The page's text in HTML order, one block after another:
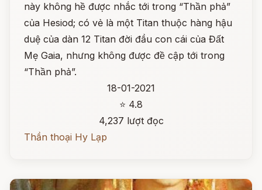
này không hề được nhắc tới trong “Thần phả”
của Hesiod; có vẻ là một Titan thuộc hàng hậu
duệ của dàn 12 Titan đời đầu con cái của Đất
Mẹ Gaia, nhưng không được đề cập tới trong
“Thần phả”.
18-01-2021
⭐ 4.8
4,237 lượt đọc
Thần thoại Hy Lạp